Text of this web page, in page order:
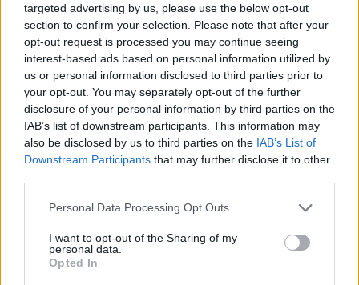
targeted advertising by us, please use the below opt-out
section to confirm your selection. Please note that after your
opt-out request is processed you may continue seeing
interest-based ads based on personal information utilized by
us or personal information disclosed to third parties prior to
your opt-out. You may separately opt-out of the further
disclosure of your personal information by third parties on the
IAB’s list of downstream participants. This information may
also be disclosed by us to third parties on the IAB’s List of
Downstream Participants that may further disclose it to other
Personal Data Processing Opt Outs
I want to opt-out of the Sharing of my
personal data.
Opted In
21/02/2010
D'Addario: "Cd e film con
Tarantino" Ma il suo sogno resta
il residence
21/02/2010
"Siamo Fini e D'Alema Questa è
una rapina"
21/02/2010